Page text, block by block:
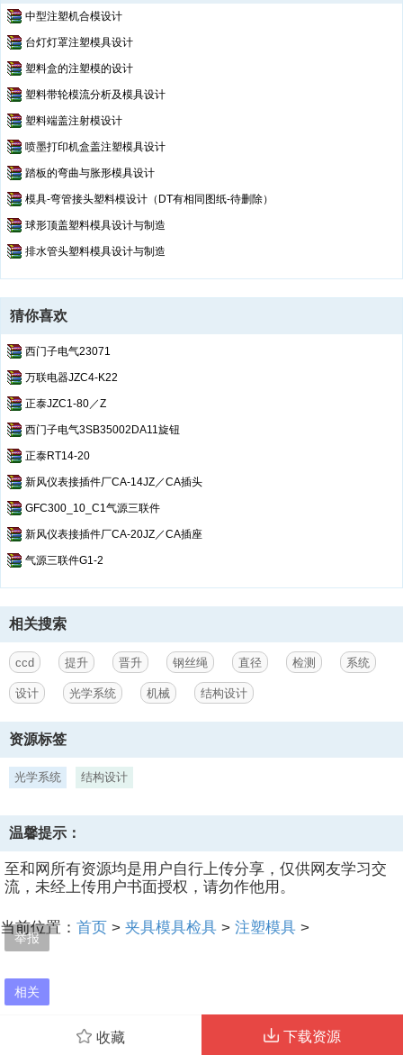
相关
举报
第1页
第2页/ 共计48页，预览前20页
须停止提升， 这样会降低工作效率和设备利用率。而且人工检测全凭实
际工作经验，精度、效率也会 随之降低，既不能完成非接触检测，又不
能实现在线检测，同时还增加了检测时给工作 人员所带来的危险性。针
对这种现状，国内外各高校及研究部门对提升钢丝绳直径的连 续实时在
线检测进行了大量的研究工作。从检测
中型注塑机合模设计
台灯灯罩注塑模具设计
塑料盒的注塑模的设计
塑料带轮模流分析及模具设计
塑料端盖注射模设计
喷墨打印机盒盖注塑模具设计
踏板的弯曲与胀形模具设计
模具-弯管接头塑料模设计（DT有相同图纸-待删除）
球形顶盖塑料模具设计与制造
排水管头塑料模具设计与制造
猜你喜欢
西门子电气23071
万联电器JZC4-K22
正泰JZC1-80／Z
西门子电气3SB35002DA11旋钮
正泰RT14-20
新风仪表接插件厂CA-14JZ／CA插头
GFC300_10_C1气源三联件
新风仪表接插件厂CA-20JZ／CA插座
气源三联件G1-2
相关搜索
ccd 提升 晋升 钢丝绳 直径 检测 系统
设计 光学系统 机械 结构设计
资源标签
光学系统 结构设计
收藏 下载资源
温馨提示：
至和网所有资源均是用户自行上传分享，仅供网友学习交
流，未经上传用户书面授权，请勿作他用。
当前位置： 首页 > 夹具模具检具 > 注塑模具 >